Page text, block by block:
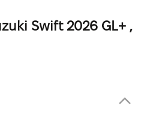
Swift 2026 GL+ ,